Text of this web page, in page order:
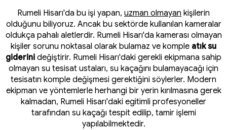
Rumeli Hisarı'da bu işi yapan, uzman olmayan kişilerin
olduğunu biliyoruz. Ancak bu sektörde kullanılan kameralar
oldukça pahalı aletlerdir. Rumeli Hisarı'da kamerası olmayan
kişiler sorunu noktasal olarak bulamaz ve komple atık su
giderini değiştirir. Rumeli Hisarı'daki gerekli ekipmana sahip
olmayan su tesisat ustaları, su kaçağını bulamayacağı için
tesisatın komple değişmesi gerektiğini söylerler. Modern
ekipman ve yöntemlerle herhangi bir yerin kırılmasına gerek
kalmadan, Rumeli Hisarı'daki egitimli profesyoneller
tarafından su kaçağı tespit edilip, tamir işlemi
yapılabilmektedir.